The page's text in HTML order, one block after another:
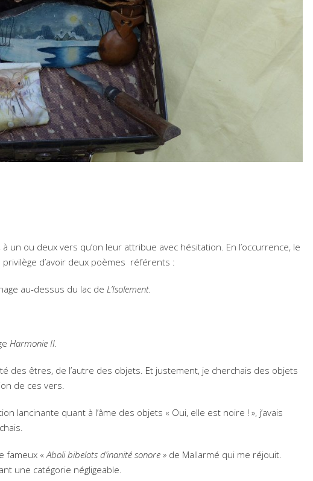
un ou deux vers qu’on leur attribue avec hésitation. En l’occurrence, le
d’avoir deux poèmes référents :
au-dessus du lac de L’Isolement.
Harmonie II.
des êtres, de l’autre des objets. Et justement, je cherchais des objets
de ces vers.
lancinante quant à l’âme des objets « Oui, elle est noire ! », j’avais
fameux «Aboli bibelots d’inanité sonore » de Mallarmé qui me réjouit.
une catégorie négligeable.